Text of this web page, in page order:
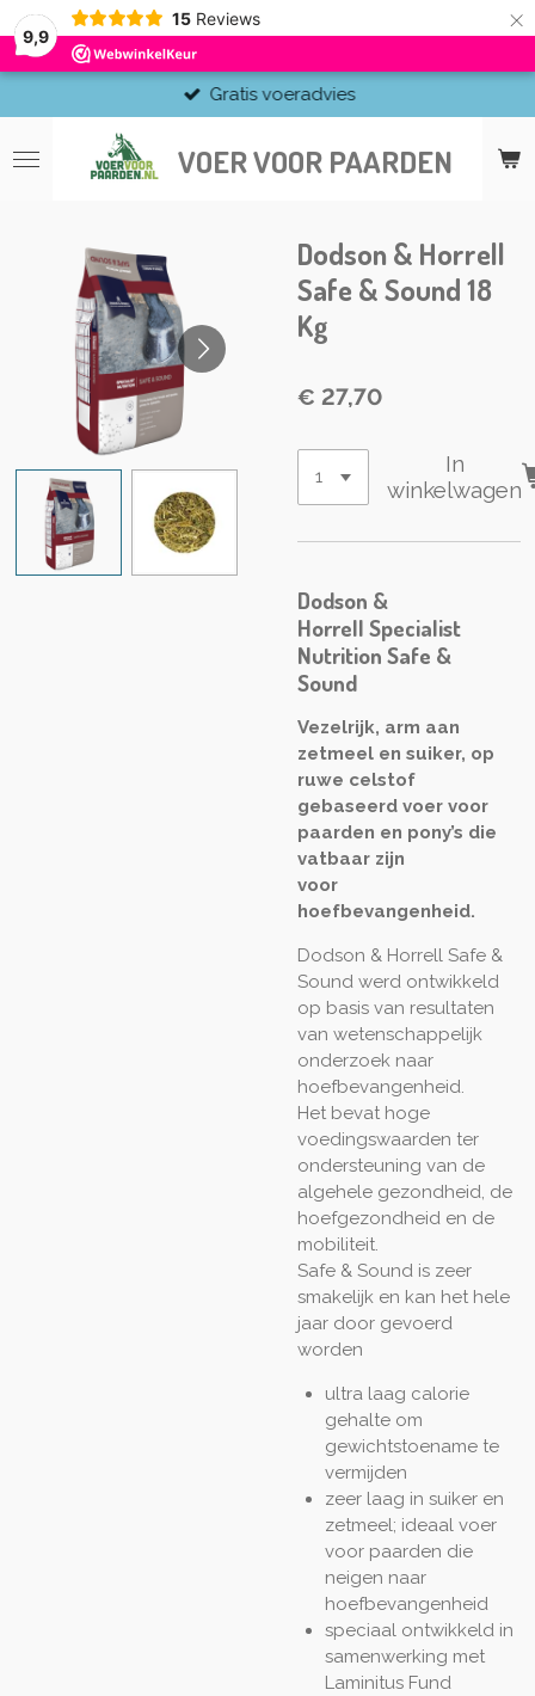
9,9
15 Reviews ×
VOER VOOR PAARDEN
Gratis voeradvies
Dodson & Horrell
Safe & Sound 18
Kg
€ 27,70
In
winkelwagen
Dodson &
Horrell Specialist
Nutrition Safe &
Sound
Vezelrijk, arm aan
zetmeel en suiker, op
ruwe celstof
gebaseerd voer voor
paarden en pony’s die
vatbaar zijn
voor
hoefbevangenheid.
Dodson & Horrell Safe &
Sound werd ontwikkeld
op basis van resultaten
van wetenschappelijk
onderzoek naar
hoefbevangenheid.
Het bevat hoge
voedingswaarden ter
ondersteuning van de
algehele gezondheid, de
hoefgezondheid en de
mobiliteit.
Safe & Sound is zeer
smakelijk en kan het hele
jaar door gevoerd
worden
ultra laag calorie
gehalte om
gewichtstoename te
vermijden
zeer laag in suiker en
zetmeel; ideaal voer
voor paarden die
neigen naar
hoefbevangenheid
speciaal ontwikkeld in
samenwerking met
Laminitus Fund